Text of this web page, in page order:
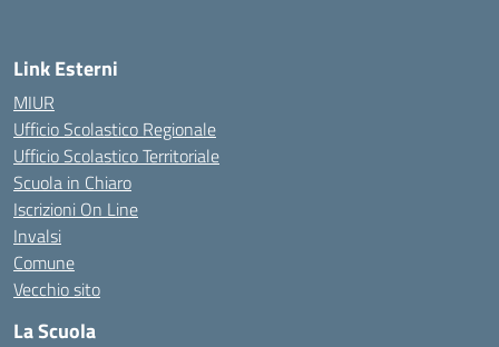
Link Esterni
MIUR
Ufficio Scolastico Regionale
Ufficio Scolastico Territoriale
Scuola in Chiaro
Iscrizioni On Line
Invalsi
Comune
Vecchio sito
La Scuola